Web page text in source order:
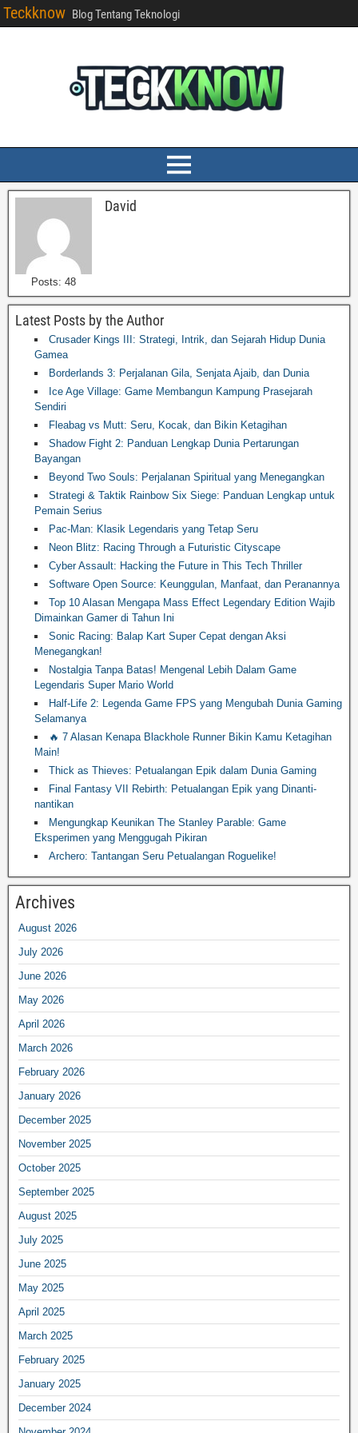
Teckknow Blog Tentang Teknologi
Posts: 48
David
Latest Posts by the Author
Crusader Kings III: Strategi, Intrik, dan Sejarah Hidup Dunia
Gamea
Borderlands 3: Perjalanan Gila, Senjata Ajaib, dan Dunia
Ice Age Village: Game Membangun Kampung Prasejarah
Sendiri
Fleabag vs Mutt: Seru, Kocak, dan Bikin Ketagihan
Shadow Fight 2: Panduan Lengkap Dunia Pertarungan
Bayangan
Beyond Two Souls: Perjalanan Spiritual yang Menegangkan
Strategi & Taktik Rainbow Six Siege: Panduan Lengkap untuk
Pemain Serius
Pac-Man: Klasik Legendaris yang Tetap Seru
Neon Blitz: Racing Through a Futuristic Cityscape
Cyber Assault: Hacking the Future in This Tech Thriller
Software Open Source: Keunggulan, Manfaat, dan Peranannya
Top 10 Alasan Mengapa Mass Effect Legendary Edition Wajib
Dimainkan Gamer di Tahun Ini
Sonic Racing: Balap Kart Super Cepat dengan Aksi
Menegangkan!
Nostalgia Tanpa Batas! Mengenal Lebih Dalam Game
Legendaris Super Mario World
Half-Life 2: Legenda Game FPS yang Mengubah Dunia Gaming
Selamanya
🔥 7 Alasan Kenapa Blackhole Runner Bikin Kamu Ketagihan
Main!
Thick as Thieves: Petualangan Epik dalam Dunia Gaming
Final Fantasy VII Rebirth: Petualangan Epik yang Dinanti-
nantikan
Mengungkap Keunikan The Stanley Parable: Game
Eksperimen yang Menggugah Pikiran
Archero: Tantangan Seru Petualangan Roguelike!
Archives
August 2026
July 2026
June 2026
May 2026
April 2026
March 2026
February 2026
January 2026
December 2025
November 2025
October 2025
September 2025
August 2025
July 2025
June 2025
May 2025
April 2025
March 2025
February 2025
January 2025
December 2024